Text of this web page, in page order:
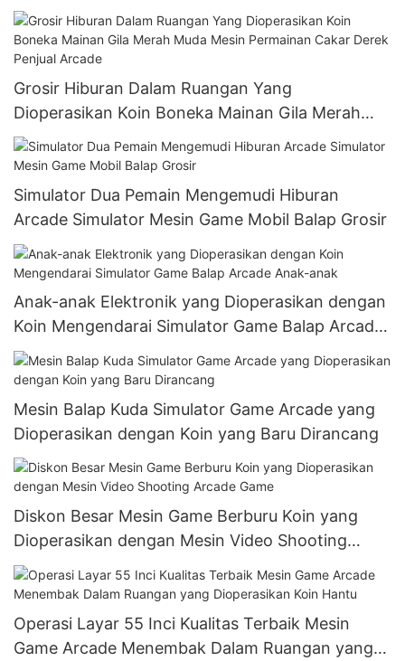
Anak Ride
Grosir Hiburan Dalam Ruangan Yang
Dioperasikan Koin Boneka Mainan Gila Merah
Muda Mesin Permainan Cakar Derek Penjual
Arcade
Simulator Dua Pemain Mengemudi Hiburan
Arcade Simulator Mesin Game Mobil Balap Grosir
Anak-anak Elektronik yang Dioperasikan dengan
Koin Mengendarai Simulator Game Balap Arcade
Anak-anak
Mesin Balap Kuda Simulator Game Arcade yang
Dioperasikan dengan Koin yang Baru Dirancang
Diskon Besar Mesin Game Berburu Koin yang
Dioperasikan dengan Mesin Video Shooting
Arcade Game
Operasi Layar 55 Inci Kualitas Terbaik Mesin
Game Arcade Menembak Dalam Ruangan yang